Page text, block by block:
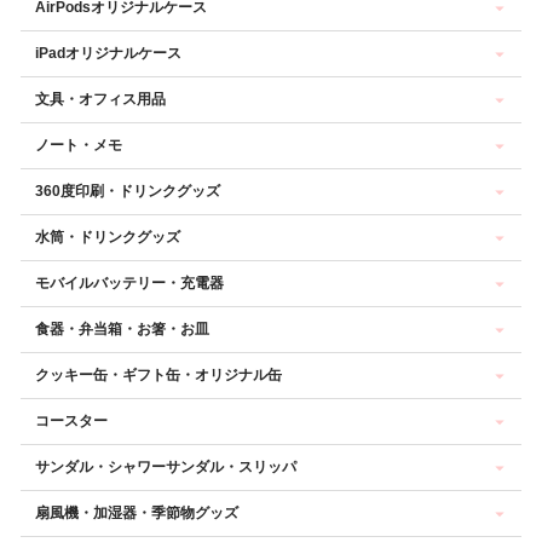
AirPodsオリジナルケース
iPadオリジナルケース
文具・オフィス用品
ノート・メモ
360度印刷・ドリンクグッズ
水筒・ドリンクグッズ
モバイルバッテリー・充電器
食器・弁当箱・お箸・お皿
クッキー缶・ギフト缶・オリジナル缶
コースター
サンダル・シャワーサンダル・スリッパ
扇風機・加湿器・季節物グッズ